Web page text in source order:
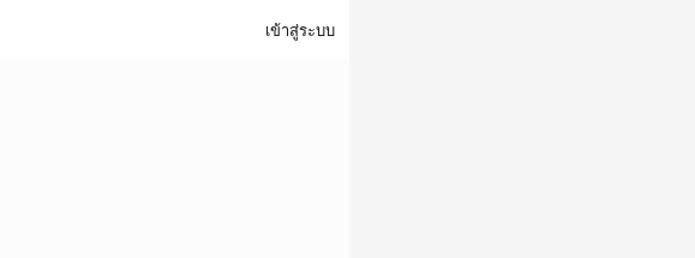
เข้าสู่ระบบ